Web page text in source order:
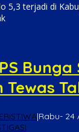
5,3 terjadi di
Tewas
|Rabu- 24